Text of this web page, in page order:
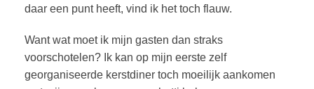
daar een punt heeft, vind ik het toch flauw.
Want wat moet ik mijn gasten dan straks
voorschotelen? Ik kan op mijn eerste zelf
georganiseerde kerstdiner toch moeilijk aankomen